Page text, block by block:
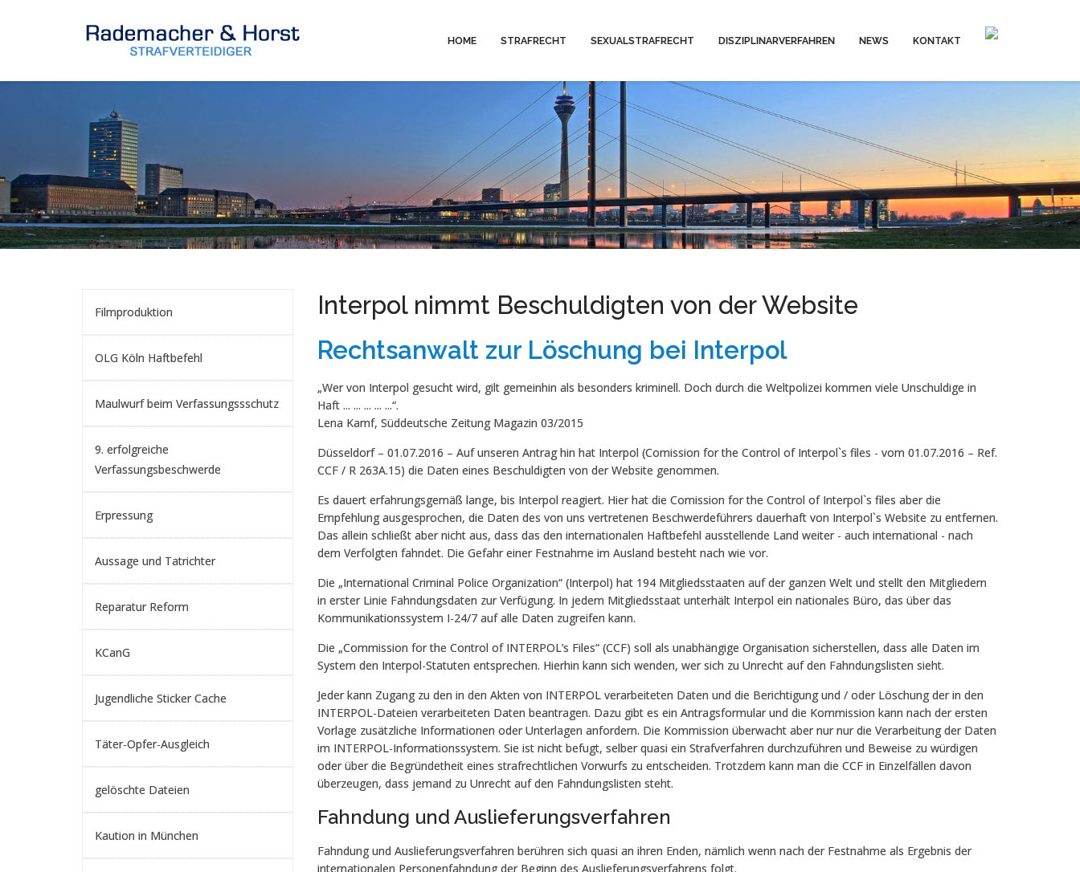
HOME STRAFRECHT SEXUALSTRAFRECHT DISZIPLINARVERFAHREN NEWS KONTAKT
Filmproduktion
OLG Köln Haftbefehl
Maulwurf beim Verfassungssschutz
9. erfolgreiche
Verfassungsbeschwerde
Erpressung
Aussage und Tatrichter
Reparatur Reform
KCanG
Jugendliche Sticker Cache
Täter-Opfer-Ausgleich
gelöschte Dateien
Kaution in München
Interpol nimmt Beschuldigten von der Website
Rechtsanwalt zur Löschung bei Interpol
„Wer von Interpol gesucht wird, gilt gemeinhin als besonders kriminell. Doch durch die Weltpolizei kommen viele Unschuldige in
Haft ... ... ... ... ...“.
Lena Kamf, Süddeutsche Zeitung Magazin 03/2015
Düsseldorf – 01.07.2016 – Auf unseren Antrag hin hat Interpol (Comission for the Control of Interpol`s files - vom 01.07.2016 – Ref.
CCF / R 263A.15) die Daten eines Beschuldigten von der Website genommen.
Es dauert erfahrungsgemäß lange, bis Interpol reagiert. Hier hat die Comission for the Control of Interpol`s files aber die
Empfehlung ausgesprochen, die Daten des von uns vertretenen Beschwerdeführers dauerhaft von Interpol`s Website zu entfernen.
Das allein schließt aber nicht aus, dass das den internationalen Haftbefehl ausstellende Land weiter - auch international - nach
dem Verfolgten fahndet. Die Gefahr einer Festnahme im Ausland besteht nach wie vor.
Die „International Criminal Police Organization“ (Interpol) hat 194 Mitgliedsstaaten auf der ganzen Welt und stellt den Mitgliedern
in erster Linie Fahndungsdaten zur Verfügung. In jedem Mitgliedsstaat unterhält Interpol ein nationales Büro, das über das
Kommunikationssystem I-24/7 auf alle Daten zugreifen kann.
Die „Commission for the Control of INTERPOL’s Files“ (CCF) soll als unabhängige Organisation sicherstellen, dass alle Daten im
System den Interpol-Statuten entsprechen. Hierhin kann sich wenden, wer sich zu Unrecht auf den Fahndungslisten sieht.
Jeder kann Zugang zu den in den Akten von INTERPOL verarbeiteten Daten und die Berichtigung und / oder Löschung der in den
INTERPOL-Dateien verarbeiteten Daten beantragen. Dazu gibt es ein Antragsformular und die Kommission kann nach der ersten
Vorlage zusätzliche Informationen oder Unterlagen anfordern. Die Kommission überwacht aber nur nur die Verarbeitung der Daten
im INTERPOL-Informationssystem. Sie ist nicht befugt, selber quasi ein Strafverfahren durchzuführen und Beweise zu würdigen
oder über die Begründetheit eines strafrechtlichen Vorwurfs zu entscheiden. Trotzdem kann man die CCF in Einzelfällen davon
überzeugen, dass jemand zu Unrecht auf den Fahndungslisten steht.
Fahndung und Auslieferungsverfahren
Fahndung und Auslieferungsverfahren berühren sich quasi an ihren Enden, nämlich wenn nach der Festnahme als Ergebnis der
internationalen Personenfahndung der Beginn des Auslieferungsverfahrens folgt.